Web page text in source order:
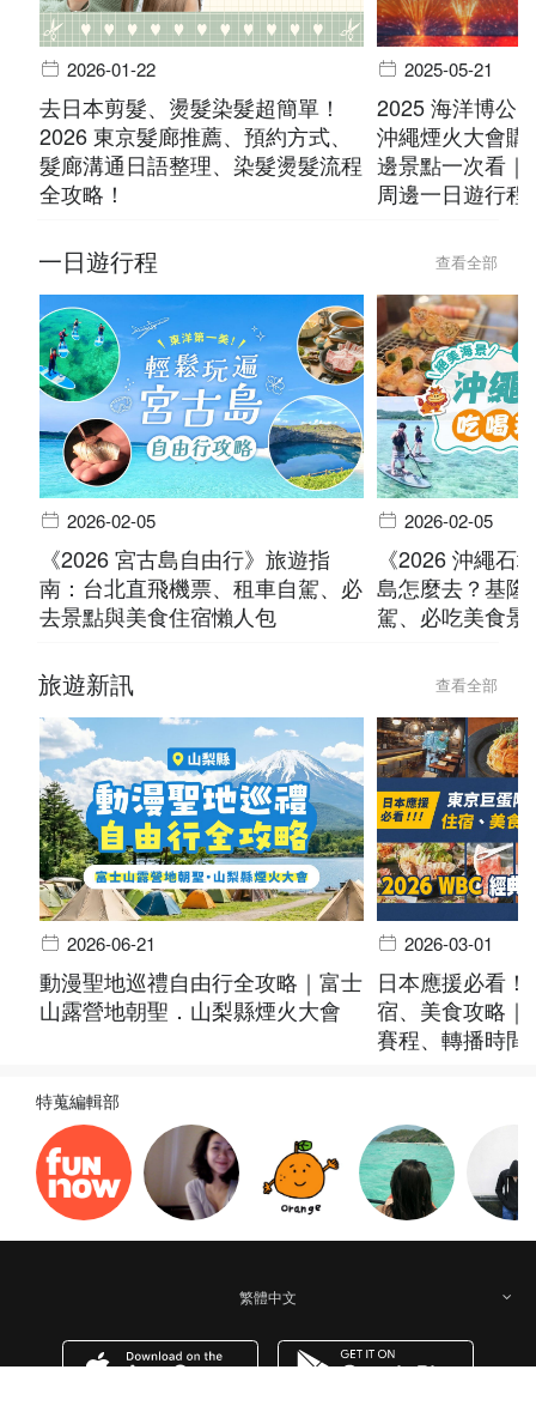
2026-01-22
去日本剪髮、燙髮染髮超簡單！
2026 東京髮廊推薦、預約方式、
髮廊溝通日語整理、染髮燙髮流程
全攻略！
2025-05-21
2025 海洋博公
沖繩煙火大會
邊景點一次看
周邊一日遊行程
一日遊行程 查看全部
2026-02-05
《2026 宮古島自由行》旅遊指
南：台北直飛機票、租車自駕、必
去景點與美食住宿懶人包
2026-02-05
《2026 沖繩石
島怎麼去？基
駕、必吃美食
旅遊新訊 查看全部
2026-06-21
動漫聖地巡禮自由行全攻略｜富士
山露營地朝聖．山梨縣煙火大會
2026-03-01
日本應援必看
宿、美食攻略
賽程、轉播時間
特蒐編輯部
繁體中文